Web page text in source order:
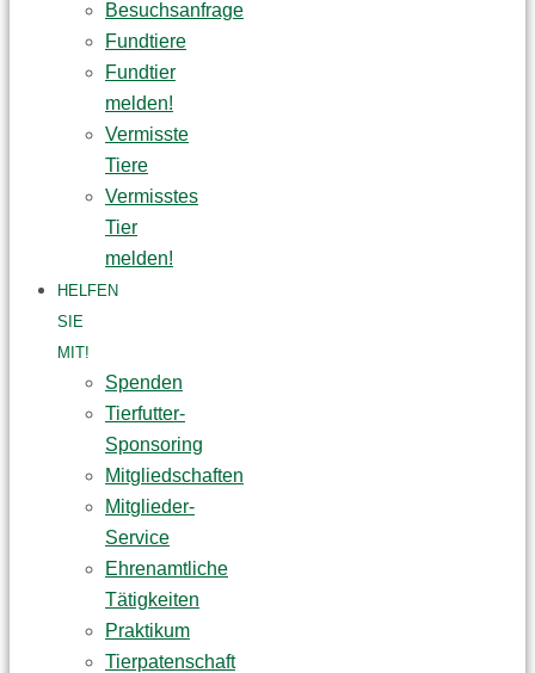
Besuchsanfrage
Fundtiere
Fundtier
melden!
Vermisste
Tiere
Vermisstes
Tier
melden!
HELFEN
SIE
MIT!
Spenden
Tierfutter-
Sponsoring
Mitgliedschaften
Mitglieder-
Service
Ehrenamtliche
Tätigkeiten
Praktikum
Tierpatenschaft